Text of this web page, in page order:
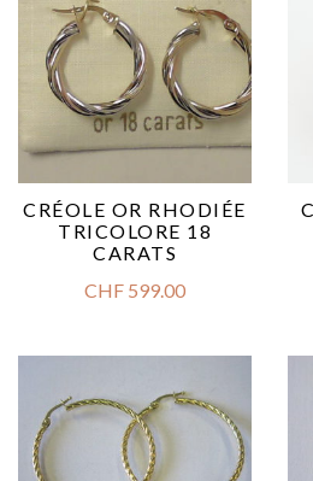
CRÉOLE OR RHODIÉE
TRICOLORE 18
CARATS
CHF 599.00